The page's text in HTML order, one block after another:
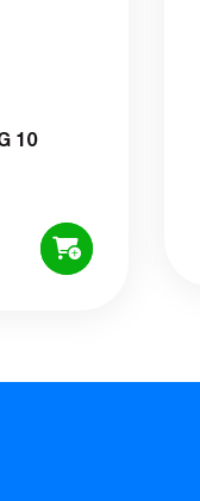
10